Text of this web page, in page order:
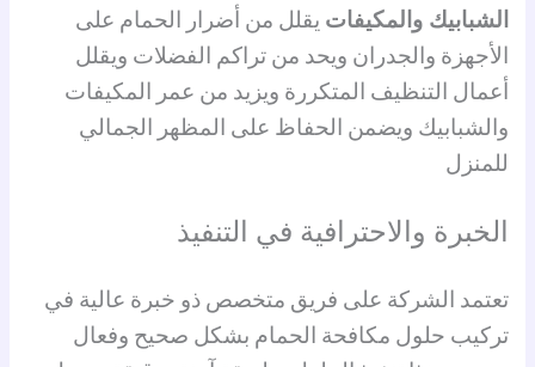
الشبابيك والمكيفات يقلل من أضرار الحمام على
الأجهزة والجدران ويحد من تراكم الفضلات ويقلل
أعمال التنظيف المتكررة ويزيد من عمر المكيفات
والشبابيك ويضمن الحفاظ على المظهر الجمالي
للمنزل
الخبرة والاحترافية في التنفيذ
تعتمد الشركة على فريق متخصص ذو خبرة عالية في
تركيب حلول مكافحة الحمام بشكل صحيح وفعال